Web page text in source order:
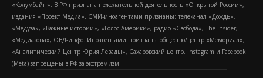
«Колумбайн». В РФ признана нежелательной деятельность «Открытой России»,
издания «Проект Медиа». СМИ-иноагентами признаны: телеканал «Дождь»,
«Медуза», «Важные истории», «Голос Америки», радио «Свобода», The Insider,
«Медиазона», ОВД-инфо. Иноагентами признаны общество/центр «Мемориал»,
«Аналитический Центр Юрия Левады», Сахаровский центр. Instagram и Facebook
(Metа) запрещены в РФ за экстремизм.